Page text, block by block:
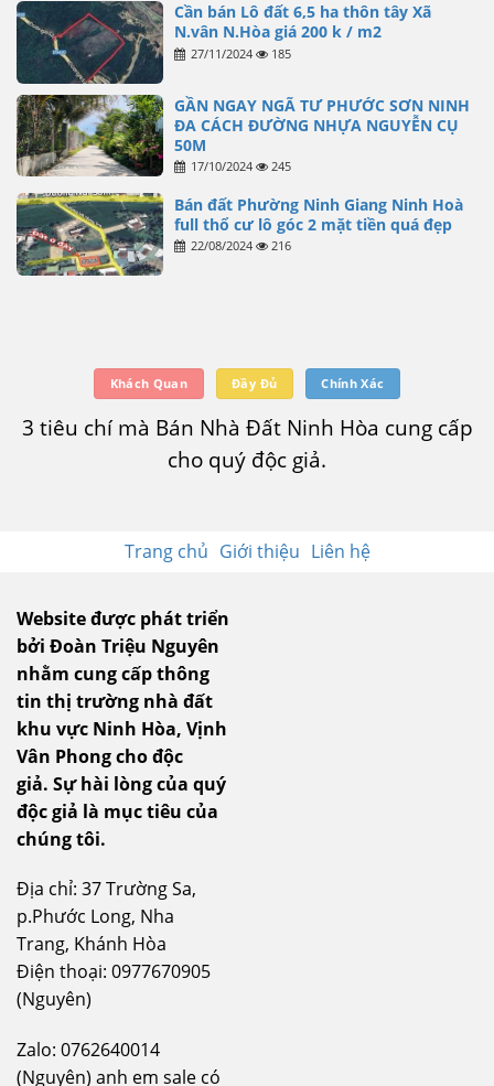
Cần bán Lô đất 6,5 ha thôn tây Xã
N.vân N.Hòa giá 200 k / m2
27/11/2024 185
GẦN NGAY NGÃ TƯ PHƯỚC SƠN NINH
ĐA CÁCH ĐƯỜNG NHỰA NGUYỄN CỤ
50M
17/10/2024 245
Bán đất Phường Ninh Giang Ninh Hoà
full thổ cư lô góc 2 mặt tiền quá đẹp
22/08/2024 216
Khách Quan Đầy Đủ Chính Xác
3 tiêu chí mà Bán Nhà Đất Ninh Hòa cung cấp
cho quý độc giả.
Trang chủ Giới thiệu Liên hệ
Website được phát triển
bởi Đoàn Triệu Nguyên
nhằm cung cấp thông
tin thị trường nhà đất
khu vực Ninh Hòa, Vịnh
Vân Phong cho độc
giả. Sự hài lòng của quý
độc giả là mục tiêu của
chúng tôi.
Địa chỉ: 37 Trường Sa,
p.Phước Long, Nha
Trang, Khánh Hòa
Điện thoại: 0977670905
(Nguyên)
Zalo: 0762640014
(Nguyên) anh em sale có